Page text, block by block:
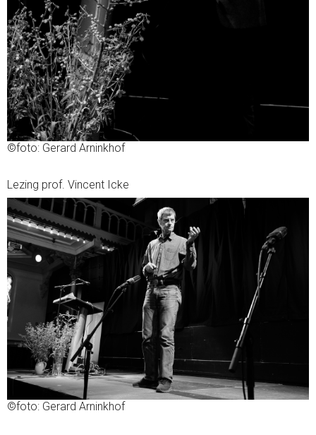
©foto: Gerard Arninkhof
Lezing prof. Vincent Icke
©foto: Gerard Arninkhof